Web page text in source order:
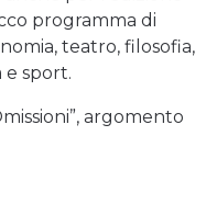
programma di
teatro, filosofia,
e sport.
argomento